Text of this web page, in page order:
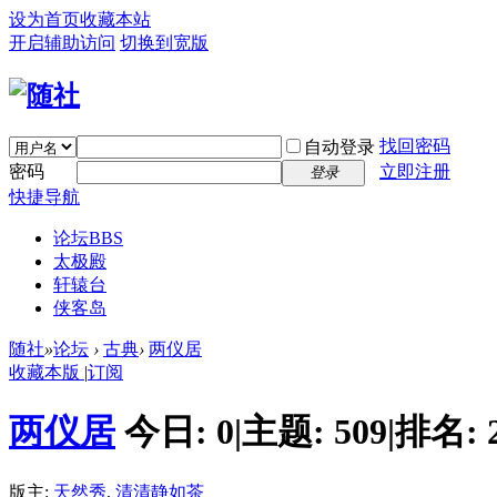
设为首页收藏本站
开启辅助访问 切换到宽版
自动登录 找回密码
密码
登录
立即注册
快捷导航
论坛BBS
太极殿
轩辕台
侠客岛
随社»论坛 › 古典› 两仪居
收藏本版 |订阅
两仪居 今日: 0|主题: 509|排名:
版主: 天然秀, 清清静如茶